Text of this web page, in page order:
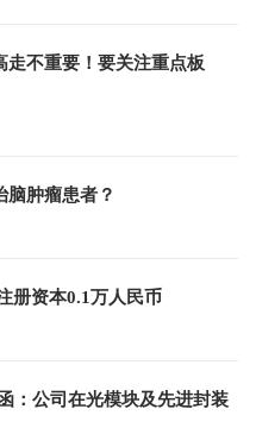
走不重要！要关注重点板
脑肿瘤患者？
册资本0.1万人民币
：公司在光模块及先进封装